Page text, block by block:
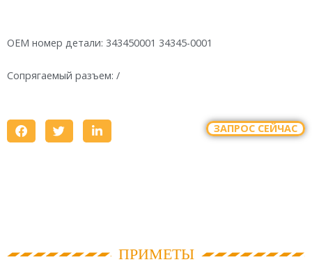
OEM номер детали: 343450001 34345-0001
Сопрягаемый разъем: /
ЗАПРОС СЕЙЧАС
ПРИМЕТЫ